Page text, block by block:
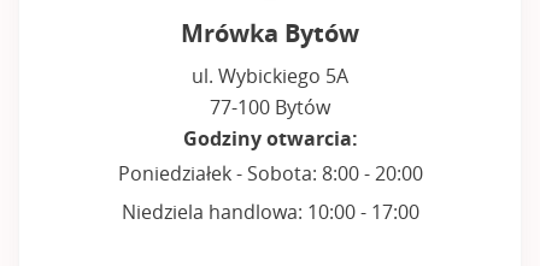
Mrówka Bytów
ul. Wybickiego 5A
77-100 Bytów
Godziny otwarcia:
Poniedziałek - Sobota: 8:00 - 20:00
Niedziela handlowa: 10:00 - 17:00